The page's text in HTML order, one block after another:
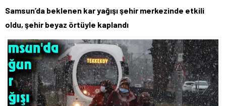
6.660,55
Samsun’da beklenen kar yağışı şehir merkezinde etkili
oldu, şehir beyaz örtüyle kaplandı